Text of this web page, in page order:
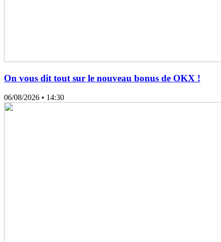
On vous dit tout sur le nouveau bonus de OKX !
06/08/2026 • 14:30